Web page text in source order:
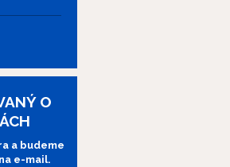
O
a budeme
e-mail.